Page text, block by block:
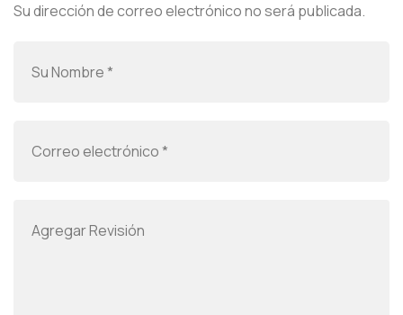
Su dirección de correo electrónico no será publicada.